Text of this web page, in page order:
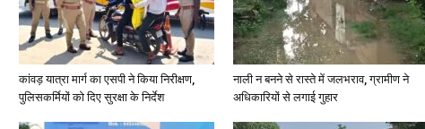
कांवड़ यात्रा मार्ग का एसपी ने किया निरीक्षण,
पुलिसकर्मियों को दिए सुरक्षा के निर्देश
नाली न बनने से रास्ते में जलभराव, ग्रामीण ने
अधिकारियों से लगाई गुहार